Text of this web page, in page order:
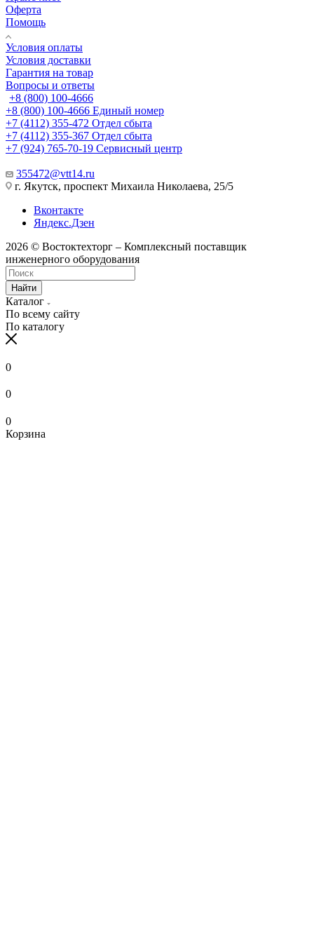
Оферта
Помощь
Условия оплаты
Условия доставки
Гарантия на товар
Вопросы и ответы
+8 (800) 100-4666
+8 (800) 100-4666 Единый номер
+7 (4112) 355-472 Отдел сбыта
+7 (4112) 355-367 Отдел сбыта
+7 (924) 765-70-19 Сервисный центр
355472@vtt14.ru
г. Якутск, проспект Михаила Николаева, 25/5
Вконтакте
Яндекс.Дзен
2026 © Востоктехторг – Комплексный поставщик
инженерного оборудования
Найти
Каталог
По всему сайту
По каталогу
0
0
0
Корзина